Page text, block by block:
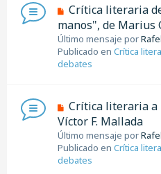
s
a
j
e
N
e
v
o
m
s
a
j
e
Crítica literaria
manos", de Marius
Último mensaje por
Publicado en Crítica
debates
N
u
e
v
o
m
Crítica literaria a
Víctor F. Mallada
Último mensaje por
Publicado en Crítica
debates